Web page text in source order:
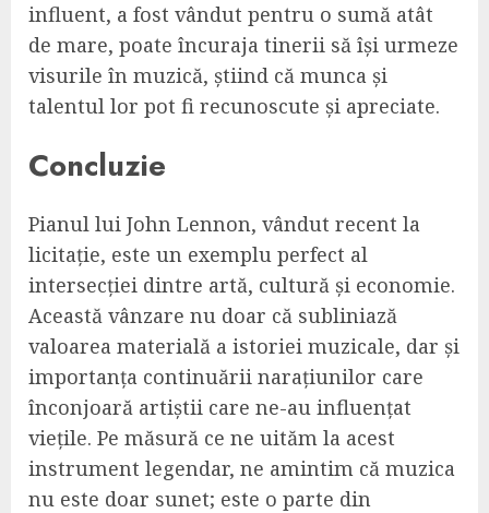
influent, a fost vândut pentru o sumă atât
de mare, poate încuraja tinerii să își urmeze
visurile în muzică, știind că munca și
talentul lor pot fi recunoscute și apreciate.
Concluzie
Pianul lui John Lennon, vândut recent la
licitație, este un exemplu perfect al
intersecției dintre artă, cultură și economie.
Această vânzare nu doar că subliniază
valoarea materială a istoriei muzicale, dar și
importanța continuării narațiunilor care
înconjoară artiștii care ne-au influențat
viețile. Pe măsură ce ne uităm la acest
instrument legendar, ne amintim că muzica
nu este doar sunet; este o parte din